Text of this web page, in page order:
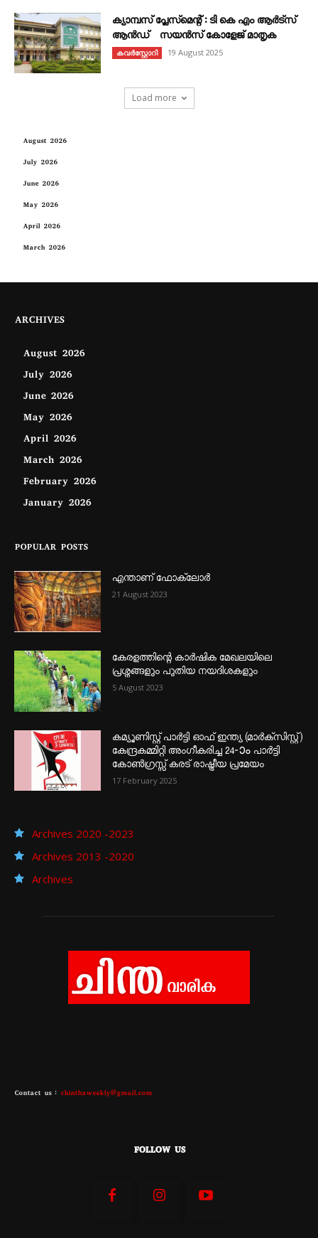
ക്യാമ്പസ് പ്ലേസ്മെന്റ് : ടി കെ എം ആർട്സ്
ആൻഡ് സയൻസ് കോളേജ് മാതൃക
കവര്‍സ്റ്റോറി 19 August 2025
Load more
August 2026
July 2026
June 2026
May 2026
April 2026
March 2026
ARCHIVES
August 2026
July 2026
June 2026
May 2026
April 2026
March 2026
February 2026
January 2026
POPULAR POSTS
എന്താണ്‌ ഫോക്‌ലോർ
21 August 2023
കേരളത്തിന്റെ കാർഷിക മേഖലയിലെ
പ്രശ്നങ്ങളും പുതിയ നയദിശകളും
5 August 2023
കമ്യൂണിസ്റ്റ് പാർട്ടി ഓഫ് ഇന്ത്യ (മാർക്സിസ്റ്റ്)
കേന്ദ്രകമ്മിറ്റി അംഗീകരിച്ച 24‐ാം പാർട്ടി
കോൺഗ്രസ്സ് കരട് രാഷ്ട്രീയ പ്രമേയം
17 February 2025
Archives 2020 -2023
Archives 2013 -2020
Archives
Contact us : chinthaweekly@gmail.com
FOLLOW US